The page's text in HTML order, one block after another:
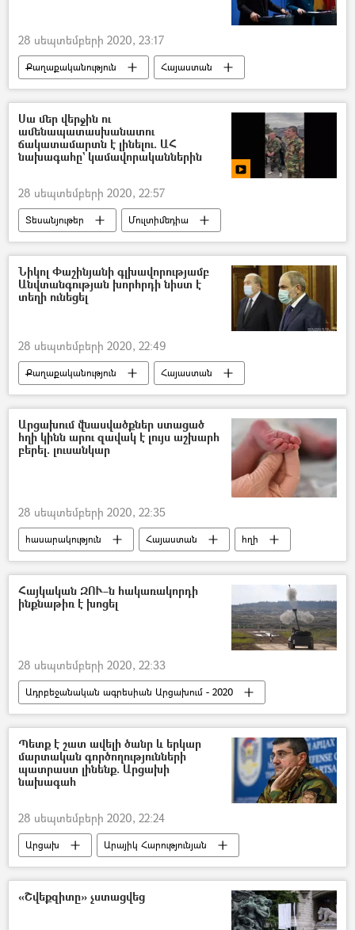
28 սեպտեմբերի 2020, 23:17
Քաղաքականություն
Հայաստան
Գերմանիա
Նիկոլ Փաշինյան
Անգելա Մերկել
Սա մեր վերջին ու
ամենապատասխանատու
ճակատամարտն է լինելու. ԱՀ
նախագահը` կամավորականներին
28 սեպտեմբերի 2020, 22:57
Տեսանյութեր
Մուլտիմեդիա
Արցախի նախագահ Արայիկ Հարությունյան
Պատերազմ
Ադրբեջան
Ադրբեջանական ագրեսիան Արցախում - 2020
Նիկոլ Փաշինյանի գլխավորությամբ
Անվտանգության խորհրդի նիստ է
տեղի ունեցել
28 սեպտեմբերի 2020, 22:49
Քաղաքականություն
Հայաստան
Նիկոլ Փաշինյան
Անվտանգության խորհուրդ
Արցախում վնասվածքներ ստացած
հղի կինն արու զավակ է լույս աշխարհ
բերել. լուսանկար
28 սեպտեմբերի 2020, 22:35
հասարակություն Հայաստան
հղի
երեխա
նորածին
Հայկական ԶՈՒ–ն հակառակորդի
ինքնաթիռ է խոցել
28 սեպտեմբերի 2020, 22:33
Ադրբեջանական ագրեսիան Արցախում - 2020
Արցախ
Ադրբեջան
ինքնաթիռ
Շուշան Ստեփանյան
Պետք է շատ ավելի ծանր և երկար
մարտական գործողությունների
պատրաստ լինենք. Արցախի
նախագահ
28 սեպտեմբերի 2020, 22:24
Արցախ
Արայիկ Հարությունյան
Պատերազմ
Ադրբեջան
Ադրբեջանական ագրեսիան Արցախում - 2020
«Շվեքզիտը» չստացվեց